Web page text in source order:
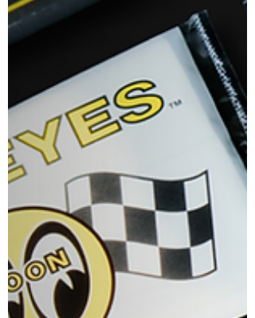
XL、2XL和3XL，因此只要依照自己合適的衣
服尺寸來購買，就絕對不會買錯。 誠如前面
所提到的，除了福袋內容物保證高於售價之
外，這次購買福袋的朋友還可以另外進行抽
獎，得獎名單會在2026年2月24日由 樂多 正
式公佈。獎項亦是非常豐富，最大獎是價值上
萬元的 Seiko 5 Sports x MOONEYES聯名
錶、另外還有MOONEYES雨衣、價值2,680～
5,280元的3/4罩與全罩式Gallop安全帽等共35
個名額。...